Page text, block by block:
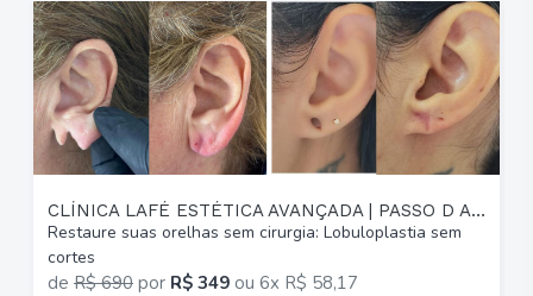
CLÍNICA LAFÉ ESTÉTICA AVANÇADA | PASSO D AREIA
Restaure suas orelhas sem cirurgia: Lobuloplastia sem
cortes
de R$ 690 por R$ 349 ou 6x R$ 58,17